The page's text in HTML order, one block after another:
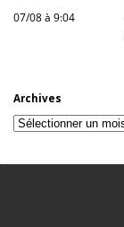
07/08 à 9:04
Archives
Archives